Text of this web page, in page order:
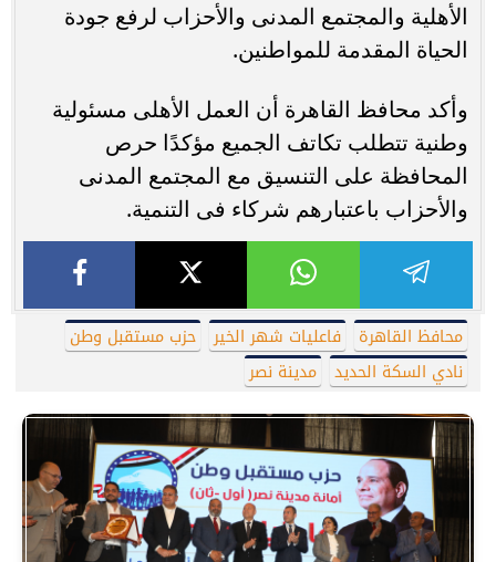
الأهلية والمجتمع المدنى والأحزاب لرفع جودة
الحياة المقدمة للمواطنين.
وأكد محافظ القاهرة أن العمل الأهلى مسئولية
وطنية تتطلب تكاتف الجميع مؤكدًا حرص
المحافظة على التنسيق مع المجتمع المدنى
والأحزاب باعتبارهم شركاء فى التنمية.
محافظ القاهرة فاعليات شهر الخير
حزب مستقبل وطن
نادي السكة الحديد
مدينة نصر